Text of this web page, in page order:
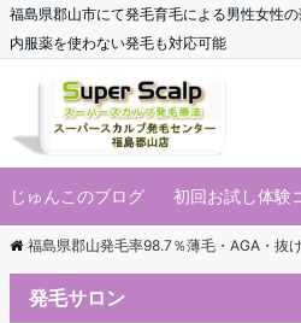
福島県郡山市にて発毛育毛による男性女性の
内服薬を使わない発毛も対応可能
じゅんこのブログ 初回お試し体験
福島県郡山発毛率98.7％薄毛・AGA・抜
発毛サロン